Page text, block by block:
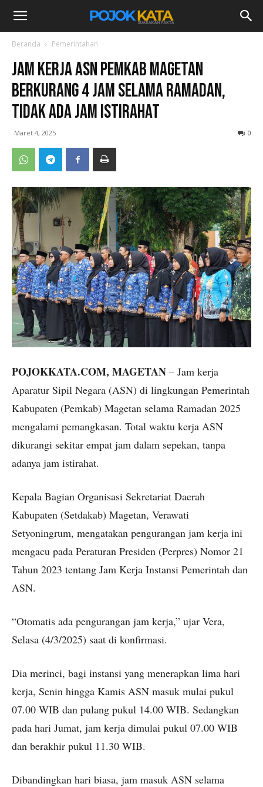
Beranda Pemerintahan
Jam Kerja ASN Pemkab Magetan
Berkurang 4 Jam Selama Ramadan,
Tidak Ada Jam Istirahat
Maret 4, 2025 0
POJOKKATA.COM, MAGETAN – Jam kerja
Aparatur Sipil Negara (ASN) di lingkungan Pemerintah
Kabupaten (Pemkab) Magetan selama Ramadan 2025
mengalami pemangkasan. Total waktu kerja ASN
dikurangi sekitar empat jam dalam sepekan, tanpa
adanya jam istirahat.
Kepala Bagian Organisasi Sekretariat Daerah
Kabupaten (Setdakab) Magetan, Verawati
Setyoningrum, mengatakan pengurangan jam kerja ini
mengacu pada Peraturan Presiden (Perpres) Nomor 21
Tahun 2023 tentang Jam Kerja Instansi Pemerintah dan
ASN.
“Otomatis ada pengurangan jam kerja,” ujar Vera,
Selasa (4/3/2025) saat di konfirmasi.
Dia merinci, bagi instansi yang menerapkan lima hari
kerja, Senin hingga Kamis ASN masuk mulai pukul
07.00 WIB dan pulang pukul 14.00 WIB. Sedangkan
pada hari Jumat, jam kerja dimulai pukul 07.00 WIB
dan berakhir pukul 11.30 WIB.
Dibandingkan hari biasa, jam masuk ASN selama